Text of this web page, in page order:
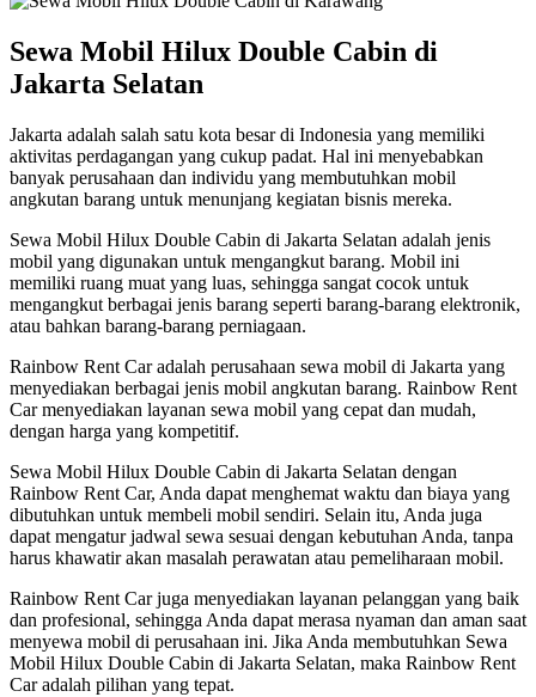
Sewa Mobil Hilux Double Cabin di
Jakarta Selatan
Jakarta adalah salah satu kota besar di Indonesia yang memiliki
aktivitas perdagangan yang cukup padat. Hal ini menyebabkan
banyak perusahaan dan individu yang membutuhkan mobil
angkutan barang untuk menunjang kegiatan bisnis mereka.
Sewa Mobil Hilux Double Cabin di Jakarta Selatan adalah jenis
mobil yang digunakan untuk mengangkut barang. Mobil ini
memiliki ruang muat yang luas, sehingga sangat cocok untuk
mengangkut berbagai jenis barang seperti barang-barang elektronik,
atau bahkan barang-barang perniagaan.
Rainbow Rent Car adalah perusahaan sewa mobil di Jakarta yang
menyediakan berbagai jenis mobil angkutan barang. Rainbow Rent
Car menyediakan layanan sewa mobil yang cepat dan mudah,
dengan harga yang kompetitif.
Sewa Mobil Hilux Double Cabin di Jakarta Selatan dengan
Rainbow Rent Car, Anda dapat menghemat waktu dan biaya yang
dibutuhkan untuk membeli mobil sendiri. Selain itu, Anda juga
dapat mengatur jadwal sewa sesuai dengan kebutuhan Anda, tanpa
harus khawatir akan masalah perawatan atau pemeliharaan mobil.
Rainbow Rent Car juga menyediakan layanan pelanggan yang baik
dan profesional, sehingga Anda dapat merasa nyaman dan aman saat
menyewa mobil di perusahaan ini. Jika Anda membutuhkan Sewa
Mobil Hilux Double Cabin di Jakarta Selatan, maka Rainbow Rent
Car adalah pilihan yang tepat.